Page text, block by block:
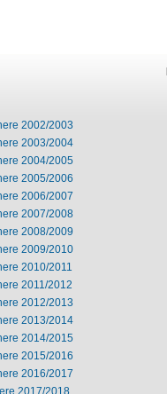
2002/2003
2003/2004
2004/2005
2005/2006
2006/2007
2007/2008
2008/2009
2009/2010
2010/2011
2011/2012
2012/2013
2013/2014
2014/2015
2015/2016
2016/2017
2017/2018